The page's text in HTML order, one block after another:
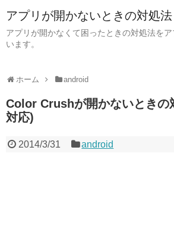
アプリが開かないときの対処
アプリが開かなくて困ったときの対処法を
います。
ホーム android
Color Crushが開かないときの
対応)
2014/3/31 android